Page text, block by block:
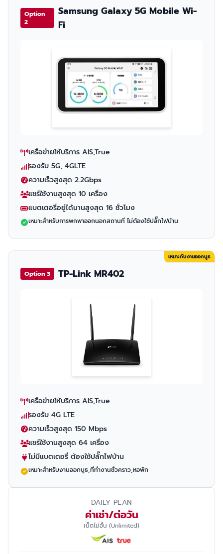
Option
2
Samsung Galaxy 5G Mobile Wi-
Fi
เครือข่ายให้บริการ AIS,True
รองรับ 5G, 4GLTE
ความเร็วสูงสุด 2.2Gbps
แชร์ใช้งานสูงสุด 10 เครื่อง
แบตเตอรี่อยู่ได้นานสูงสุด 16 ชั่วโมง
เหมาะสำหรับการพกพาออกนอกสถานที่ ไม่ต้องใช้ปลั๊กไฟบ้าน
เหมาะกับงานออกบูธ
Option 3 TP-Link MR402
เครือข่ายให้บริการ AIS,True
รองรับ 4G LTE
ความเร็วสูงสุด 150 Mbps
แชร์ใช้งานสูงสุด 64 เครื่อง
ไม่มีแบตเตอรี่ ต้องใช้ปลั๊กไฟบ้าน
เหมาะสำหรับงานออกบูธ,ที่ทำงานชั่วคราว,หอพัก
DAILY PLAN
ค่าเช่า/ต่อวัน
เน็ตไม่อั้น (Unlimited)